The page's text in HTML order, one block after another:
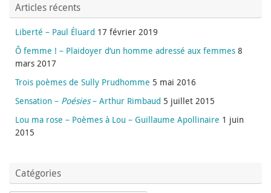
Articles récents
Liberté – Paul Éluard 17 février 2019
Ô femme ! – Plaidoyer d’un homme adressé aux femmes 8
mars 2017
Trois poèmes de Sully Prudhomme 5 mai 2016
Sensation – Poésies– Arthur Rimbaud 5 juillet 2015
Lou ma rose – Poèmes à Lou – Guillaume Apollinaire 1 juin
2015
Catégories